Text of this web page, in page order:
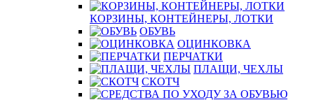
КОРЗИНЫ, КОНТЕЙНЕРЫ, ЛОТКИ
ОБУВЬ
ОЦИНКОВКА
ПЕРЧАТКИ
ПЛАЩИ, ЧЕХЛЫ
СКОТЧ